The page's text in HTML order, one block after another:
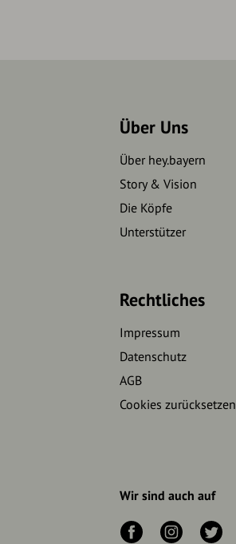
Über Uns
Über hey.bayern
Story & Vision
Die Köpfe
Unterstützer
Rechtliches
Impressum
Datenschutz
AGB
Cookies zurücksetzen
Wir sind auch auf